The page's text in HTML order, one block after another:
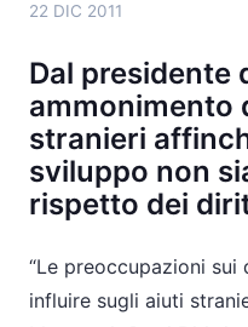
22 DIC 2011
Dal presidente
ammonimento
stranieri
sviluppo non
rispetto dei
“Le preoccupazioni
influire sugli aiuti